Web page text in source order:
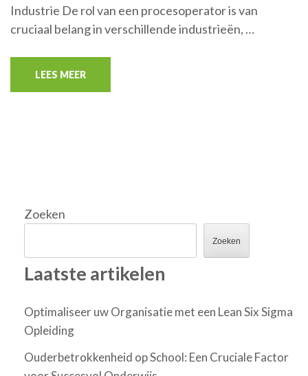
Industrie De rol van een procesoperator is van
cruciaal belang in verschillende industrieën, …
LEES MEER
Zoeken
Zoeken
Laatste artikelen
Optimaliseer uw Organisatie met een Lean Six Sigma
Opleiding
Ouderbetrokkenheid op School: Een Cruciale Factor